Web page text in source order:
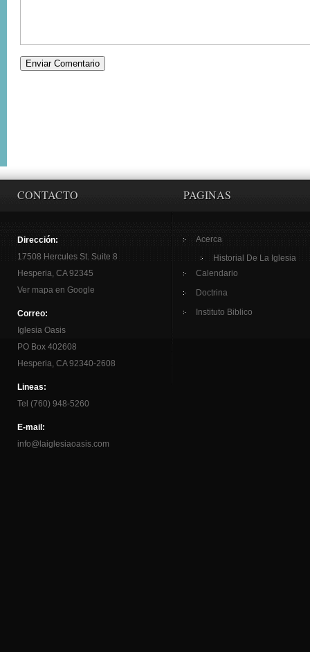
CONTACTO
Dirección:
17508 Hercules St. Suite 8
Hesperia, CA 92345
Ver mapa en Google
Correo:
Iglesia Oasis
PO Box 402608
Hesperia, CA 92340-2608
Lineas:
Tel (760) 948-5260
E-mail:
info@laiglesiaoasis.com
PAGINAS
Acerca
Historial De La Iglesia
Calendario
Doctrina
Instituto Biblico